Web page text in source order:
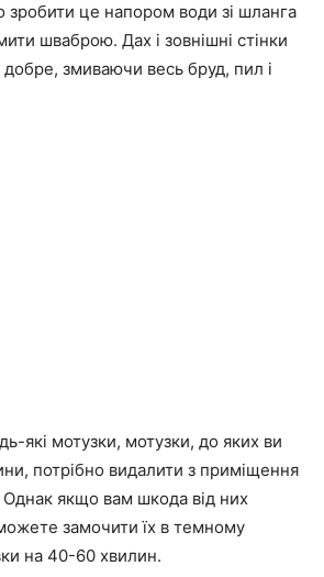
зробити це напором води зі шланга
шваброю. Дах і зовнішні стінки
змиваючи весь бруд, пил і
які мотузки, мотузки, до яких ви
потрібно видалити з приміщення
якщо вам шкода від них
замочити їх в темному
на 40-60 хвилин.